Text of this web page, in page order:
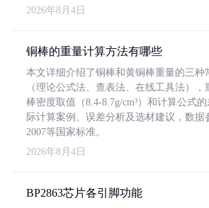
2026年8月4日
铜棒的重量计算方法有哪些
本文详细介绍了铜棒和黄铜棒重量的三种
（理论公式法、查表法、在线工具法），
棒密度取值（8.4-8.7g/cm³）和计算公式
际计算案例、误差分析及选材建议，数据
2007等国家标准。
2026年8月4日
BP2863芯片各引脚功能